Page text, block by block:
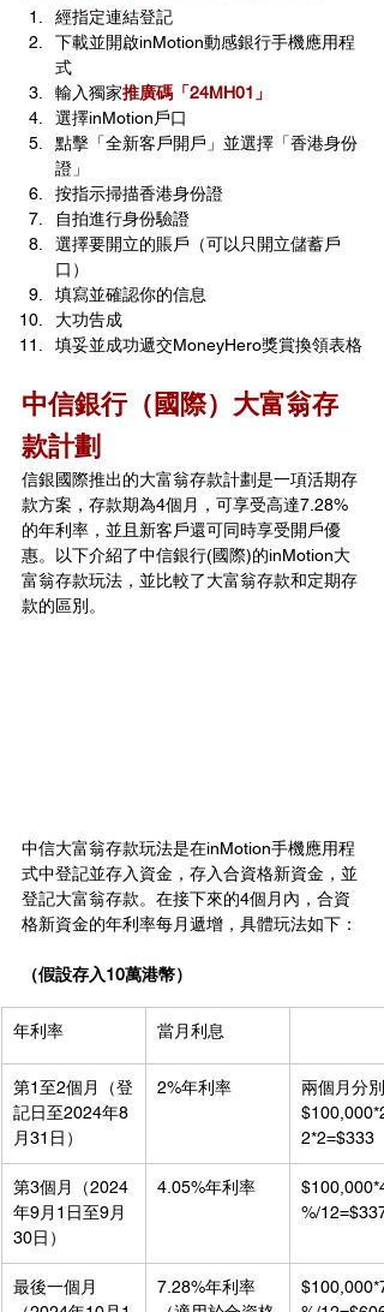
經指定連結登記
下載並開啟inMotion動感銀行手機應用程
式
輸入獨家推廣碼「24MH01 」
選擇inMotion戶口
點擊「全新客戶開戶」並選擇「香港身份
證」
按指示掃描香港身份證
自拍進行身份驗證
選擇要開立的賬戶（可以只開立儲蓄戶
口）
填寫並確認你的信息
大功告成
填妥並成功遞交MoneyHero獎賞換領表格
中信銀行（國際）大富翁存
款計劃
信銀國際推出的大富翁存款計劃是一項活期存
款方案，存款期為4個月，可享受高達7.28%
的年利率，並且新客戶還可同時享受開戶優
惠。以下介紹了中信銀行(國際)的inMotion大
富翁存款玩法，並比較了大富翁存款和定期存
款的區別。
中信大富翁存款玩法是在inMotion手機應用程
式中登記並存入資金，存入合資格新資金，並
登記大富翁存款。在接下來的4個月內，合資
格新資金的年利率每月遞增，具體玩法如下：
（假設存入10萬港幣）
年利率 當月利息
第1至2個月（登
記日至2024年8
月31日）
2%年利率
兩個月分別
2*2=$333
第3個月（2024
年9月1日至9月
30日）
4.05%年利率
%/12=$
最後一個月
7.28%年利率